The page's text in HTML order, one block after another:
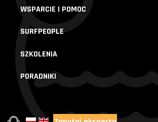
WSPARCIE I POMOC
SURFPEOPLE
SZKOLENIA
PORADNIKI